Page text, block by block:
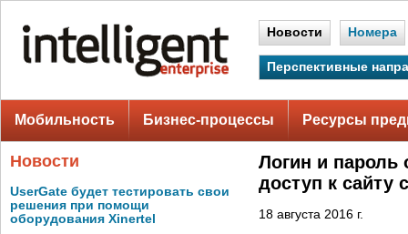
Новости Номера
Перспективные
Мобильность Бизнес-процессы Ресурсы
Новости
UserGate будет тестировать свои
решения при помощи
оборудования Xinertel
Логин и пароль
доступ к сайту
18 августа 2016 г.